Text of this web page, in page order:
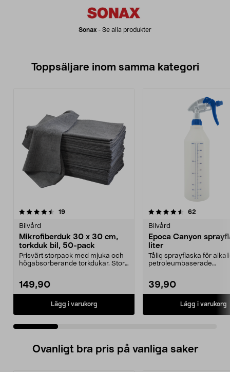
Sonax - Se alla produkter
Toppsäljare inom samma kategori
19recensioner
Bilvård
Mikrofiberduk 30 x 30 cm,
torkduk bil, 50-pack
Prisvärt storpack med mjuka och
högabsorberande torkdukar. Stora
149,90
Lägg i varukorg
4.5 av 5 stjärnor 62
Bilvård
Epoca Canyon
liter
Tålig sprayflaska för
petroleumbaserade
39,90
Lägg i varukorg
4.0 av 5 stjärnor
Ovanligt bra pris på vanliga saker